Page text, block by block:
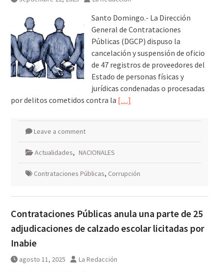
Santo Domingo.- La Dirección
General de Contrataciones
Públicas (DGCP) dispuso la
cancelación y suspensión de oficio
de 47 registros de proveedores del
Estado de personas físicas y
jurídicas condenadas o procesadas
por delitos cometidos contra la […]
Leave a comment
Actualidades, NACIONALES
Contrataciones Públicas, Corrupción
Contrataciones Públicas anula una parte de 25
adjudicaciones de calzado escolar licitadas por
Inabie
agosto 11, 2025 La Redacción